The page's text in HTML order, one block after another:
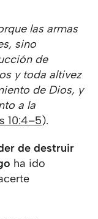
las armas
sino
de
y toda altivez
de Dios, y
a la
10:4–5).
de destruir
ha ido